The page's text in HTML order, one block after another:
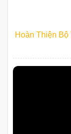
Hoàn Thiện